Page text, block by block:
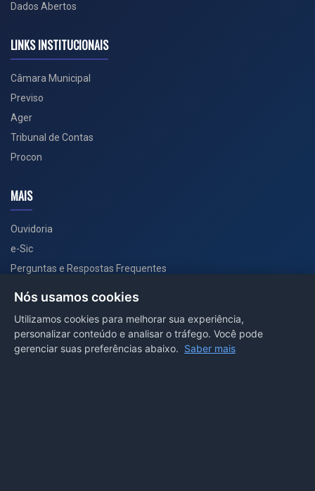
Dados Abertos
LINKS INSTITUCIONAIS
Câmara Municipal
Previso
Ager
Tribunal de Contas
Procon
MAIS
Ouvidoria
e-Sic
Perguntas e Respostas Frequentes
PORTAL COVID-19
Nós usamos cookies
Utilizamos cookies para melhorar sua experiência,
personalizar conteúdo e analisar o tráfego. Você pode
gerenciar suas preferências abaixo. Saber mais